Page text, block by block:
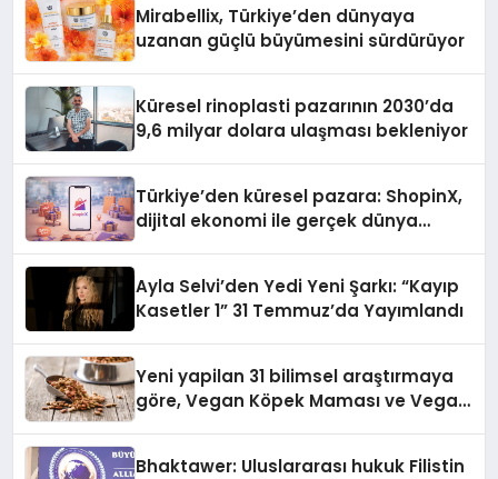
Mirabellix, Türkiye’den dünyaya
uzanan güçlü büyümesini sürdürüyor
Küresel rinoplasti pazarının 2030’da
9,6 milyar dolara ulaşması bekleniyor
Türkiye’den küresel pazara: ShopinX,
dijital ekonomi ile gerçek dünya
Ayla Selvi’den Yedi Yeni Şarkı: “Kayıp
Kasetler 1” 31 Temmuz’da Yayımlandı
Yeni yapilan 31 bilimsel araştırmaya
göre, Vegan Köpek Maması ve Vegan
Bhaktawer: Uluslararası hukuk Filistin